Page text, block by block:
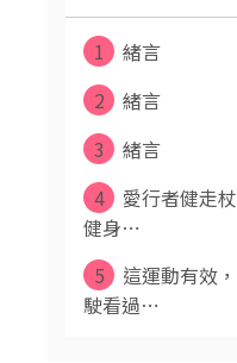
1
緒言
2
緒言
3
緒言
4
愛行者健走
健身⋯
5
這運動有效
駛看過⋯